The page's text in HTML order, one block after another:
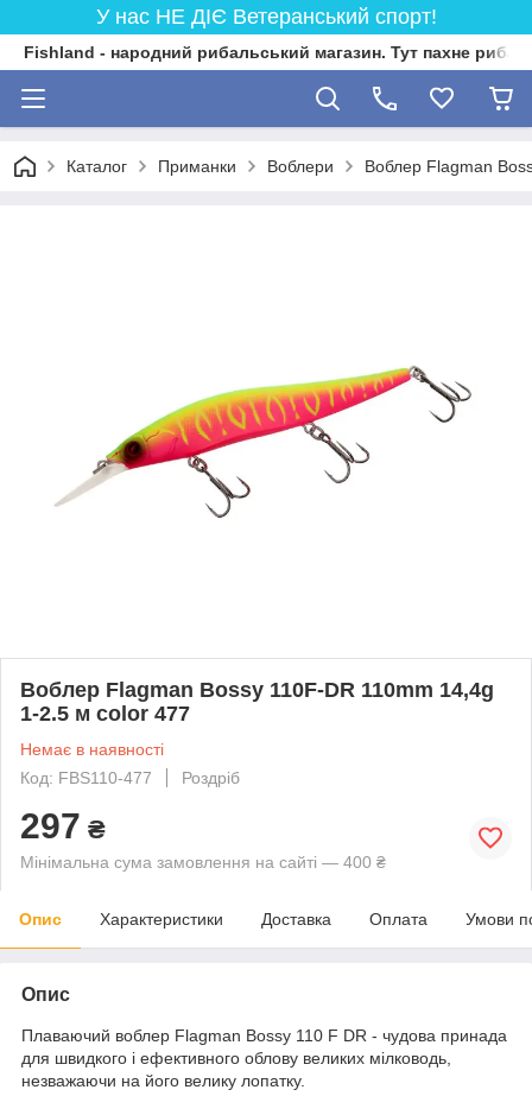
У нас НЕ ДІЄ Ветеранський спорт!
Fishland - народний рибальський магазин. Тут пахне
Каталог Приманки Воблери Воблер Flagman
Воблер Flagman Bossy 110F-DR 110mm 14,4g
1-2.5 м color 477
Немає в наявності
Код: FBS110-477
Роздріб
297 ₴
Мінімальна сума замовлення на сайті — 400 ₴
Опис Характеристики Доставка Оплата Умови
Опис
Плаваючий воблер Flagman Bossy 110 F DR - чудова принада
для швидкого і ефективного облову великих мілководь,
незважаючи на його велику лопатку.